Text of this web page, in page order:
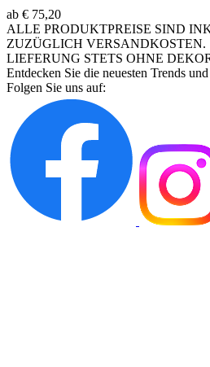
ab € 75,20
ALLE PRODUKTPREISE SIND
ZUZÜGLICH VERSANDKOSTEN.
LIEFERUNG STETS OHNE
Entdecken Sie die neuesten Trends
Folgen Sie uns auf: